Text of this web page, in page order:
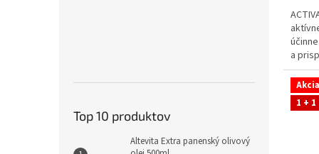
Top 10 produktov
Altevita Extra panenský olivový
z
5
a
Akcia
1 + 1